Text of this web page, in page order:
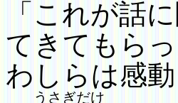
「これが話
てきてもらっ
わしらは感
うさぎだけ